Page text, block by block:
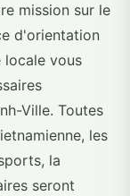
mission sur le
d'orientation
locale vous
Ville. Toutes
les
la
seront